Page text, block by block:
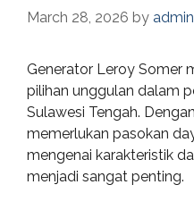
March 28, 2026 by admin
Generator Leroy Somer
pilihan unggulan dalam
Sulawesi Tengah.
memerlukan pasokan
mengenai karakteristik
menjadi sangat penting.